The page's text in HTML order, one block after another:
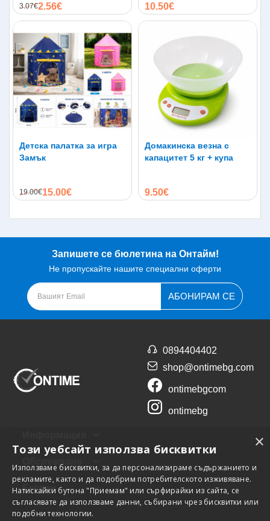
3.07€2.56€ 10.50€
Детска палатка за игра
Замък
19.00€15.00€
Домакинска везна с
капацитет 5 кг + купа
9.50€
Запишете се бюлетина на Онтайм!
Не пропускайте нашите специални оферти
АБОНИРАМ СЕ
0894404402
shop@ontimebg.com
ontimebgcom
ontimebg
Обслужване
Екстри
×
Този уебсайт използва бисквитки
Използваме бисквитки, за да персонализираме съдържанието и
рекламите, както и да подобрим потребителското изживяване.
Натискайки бутона "Приемам" или сърфирайки из сайта, се
съгласявате да използваме данни, събирани чрез бисквитки или
подобни технологии.